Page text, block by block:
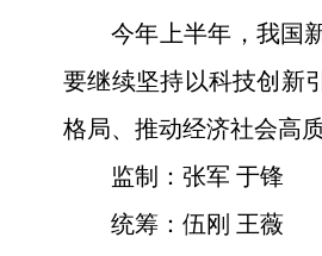
今年上半年，我国
要继续坚持以科技创新
格局、推动经济社会高
监制：张军 于锋
统筹：伍刚 王薇